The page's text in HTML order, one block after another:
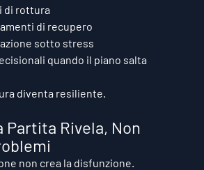
di rottura
di recupero
sotto stress
quando il piano salta
diventa resiliente.
Partita Rivela, Non
non crea la disfunzione.